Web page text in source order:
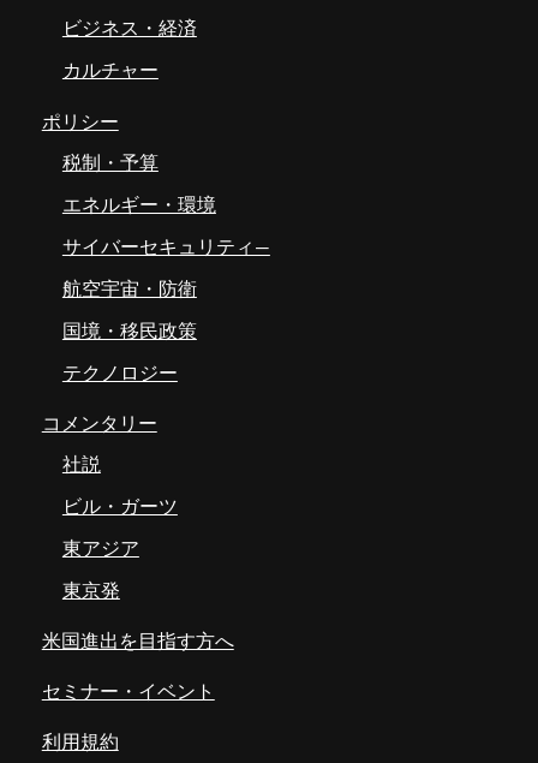
ビジネス・経済
カルチャー
ポリシー
税制・予算
エネルギー・環境
サイバーセキュリティ―
航空宇宙・防衛
国境・移民政策
テクノロジー
コメンタリー
社説
ビル・ガーツ
東アジア
東京発
米国進出を目指す方へ
セミナー・イベント
利用規約